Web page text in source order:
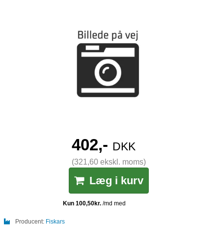
402,- DKK
(321,60 ekskl. moms)
Læg i kurv
Producent: Fiskars